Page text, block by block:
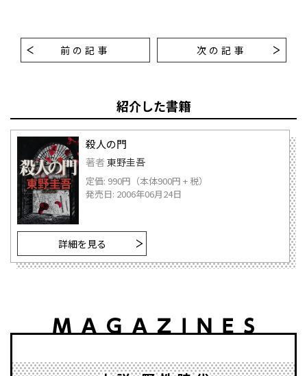
前の記事 次の記事
紹介した書籍
殺人の門
著者 東野圭吾
定価: 990円（本体900円 + 税）
発売日: 2006年06月24日
詳細を見る